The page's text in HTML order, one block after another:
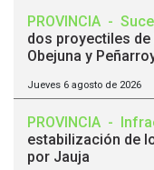
PROVINCIA -
dos proyectiles de
Obejuna y
Jueves 6 agosto de 2026
PROVINCIA -
estabilización de
por Jauja